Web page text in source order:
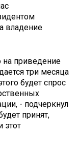
владение
на приведение
три месяца
будет спрос
- подчеркнул
принят,
этот